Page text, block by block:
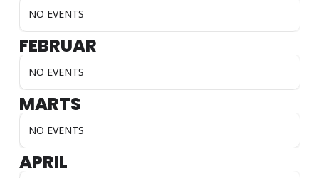
NO EVENTS
FEBRUAR
NO EVENTS
MARTS
NO EVENTS
APRIL